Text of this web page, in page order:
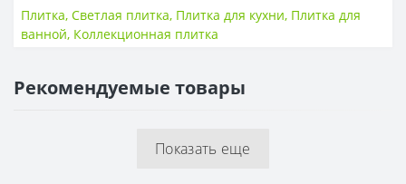
Поверхность Матовая, рельеф
Плитка,Светлая плитка, Плитка для кухни, Плитка для
ванной, Коллекционная плитка
Рекомендуемые товары
Показать еще